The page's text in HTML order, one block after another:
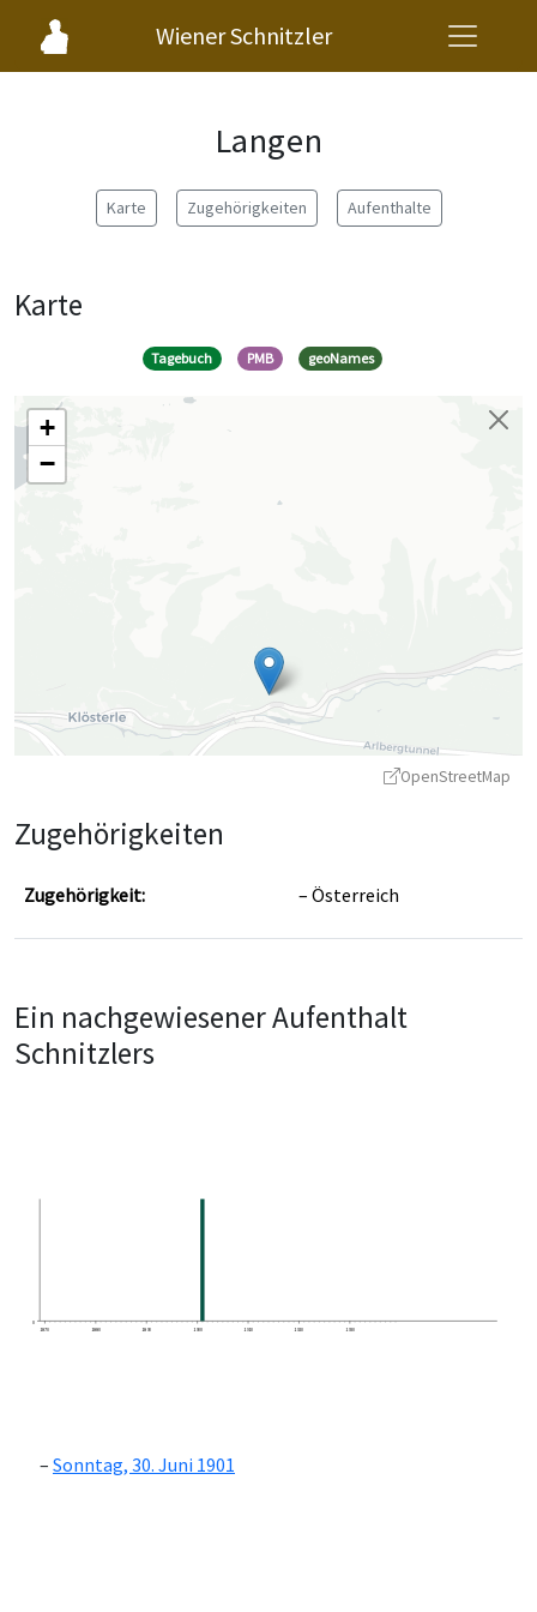
Wiener Schnitzler
Langen
Karte Zugehörigkeiten Aufenthalte
Karte
Tagebuch PMB geoNames
+
−
OpenStreetMap
Zugehörigkeiten
Zugehörigkeit: Österreich
Ein nachgewiesener Aufenthalt
Schnitzlers
0
1870
1880 1890 1900 1910 1920 1930
Sonntag, 30. Juni 1901